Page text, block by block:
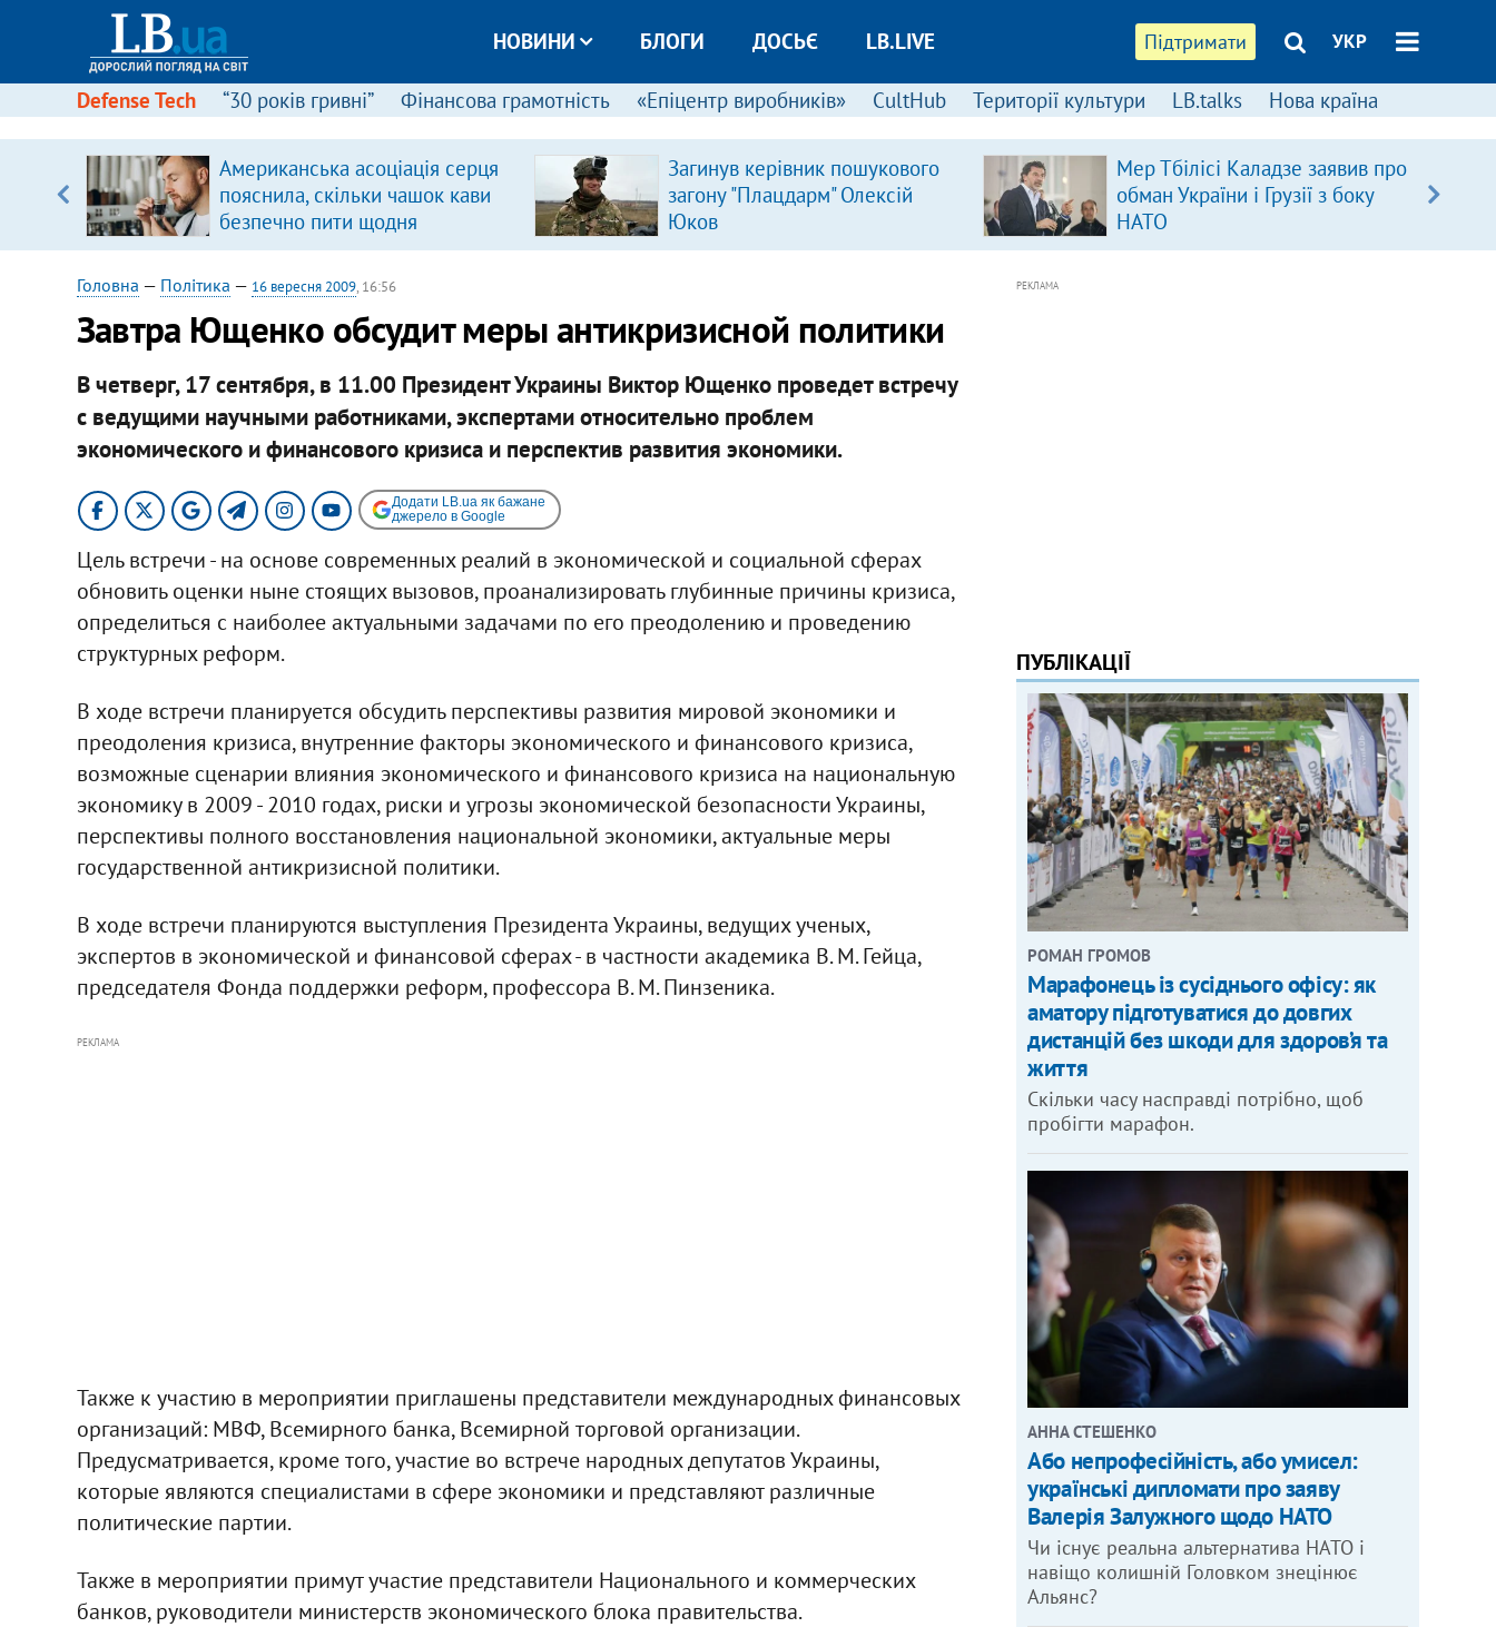
Підтримати УКР
НОВИНИ БЛОГИ ДОСЬЄ LB.LIVE
Defense Tech “30 років гривні” Фінансова грамотність «Епіцентр виробників» CultHub Території культури LB.talks Нова країна
Американська асоціація серця
пояснила, скільки чашок кави
безпечно пити щодня
Загинув керівник пошукового
загону "Плацдарм" Олексій
Юков
Мер Тбілісі Каладзе заявив про
обман України і Грузії з боку
НАТО
Головна — Політика — 16 вересня 2009, 16:56
Завтра Ющенко обсудит меры антикризисной политики
В четверг, 17 сентября, в 11.00 Президент Украины Виктор Ющенко проведет встречу
с ведущими научными работниками, экспертами относительно проблем
экономического и финансового кризиса и перспектив развития экономики.
Додати LB.ua як бажане
джерело в Google
Цель встречи - на основе современных реалий в экономической и социальной сферах
обновить оценки ныне стоящих вызовов, проанализировать глубинные причины кризиса,
определиться с наиболее актуальными задачами по его преодолению и проведению
структурных реформ.
В ходе встречи планируется обсудить перспективы развития мировой экономики и
преодоления кризиса, внутренние факторы экономического и финансового кризиса,
возможные сценарии влияния экономического и финансового кризиса на национальную
экономику в 2009 - 2010 годах, риски и угрозы экономической безопасности Украины,
перспективы полного восстановления национальной экономики, актуальные меры
государственной антикризисной политики.
В ходе встречи планируются выступления Президента Украины, ведущих ученых,
экспертов в экономической и финансовой сферах - в частности академика В. М. Гейца,
председателя Фонда поддержки реформ, профессора В. М. Пинзеника.
РЕКЛАМА
Также к участию в мероприятии приглашены представители международных финансовых
организаций: МВФ, Всемирного банка, Всемирной торговой организации.
Предусматривается, кроме того, участие во встрече народных депутатов Украины,
которые являются специалистами в сфере экономики и представляют различные
политические партии.
Также в мероприятии примут участие представители Национального и коммерческих
банков, руководители министерств экономического блока правительства.
РЕКЛАМА
ПУБЛІКАЦІЇ
РОМАН ГРОМОВ
Марафонець із сусіднього офісу: як
аматору підготуватися до довгих
дистанцій без шкоди для здоров’я та
життя
Скільки часу насправді потрібно, щоб
пробігти марафон.
АННА СТЕШЕНКО
Або непрофесійність, або умисел:
українські дипломати про заяву
Валерія Залужного щодо НАТО
Чи існує реальна альтернатива НАТО і
навіщо колишній Головком знецінює
Альянс?